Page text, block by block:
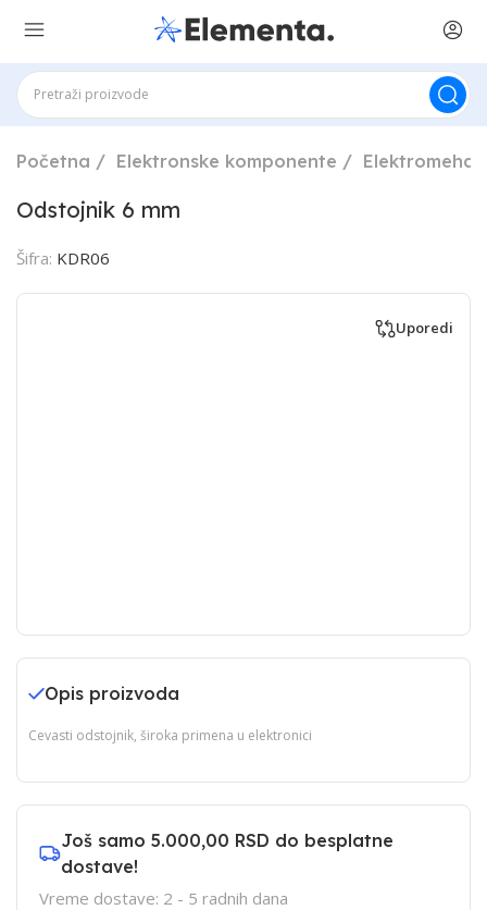
Početna Elektronske komponente
Odstojnik 6 mm
Šifra: KDR06
Uporedi
Opis proizvoda
Cevasti odstojnik, široka primena u elektronici
Još samo 5.000,00 RSD do besplatne
dostave!
Vreme dostave: 2 - 5 radnih dana